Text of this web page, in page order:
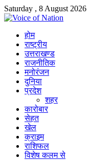
Saturday , 8 August 2026
होम
राष्ट्रीय
उत्तराखण्ड
राजनीतिक
मनोरंजन
दुनिया
प्रदेश
शहर
कारोबार
सेहत
खेल
क्राइम
राशिफल
विशेष कलम से